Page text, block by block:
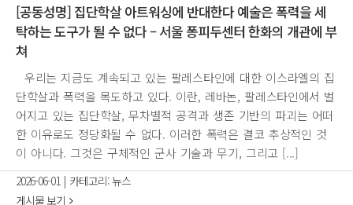
[공동성명] 집단학살 아트워싱에 반대한다 예술은 폭력을 세
탁하는 도구가 될 수 없다 – 서울 퐁피두센터 한화의 개관에 부
쳐
우리는 지금도 계속되고 있는 팔레스타인에 대한 이스라엘의 집
단학살과 폭력을 목도하고 있다. 이란, 레바논, 팔레스타인에서 벌
어지고 있는 집단학살, 무차별적 공격과 생존 기반의 파괴는 어떠
한 이유로도 정당화될 수 없다. 이러한 폭력은 결코 추상적인 것
이 아니다. 그것은 구체적인 군사 기술과 무기, 그리고 [...]
2026-06-01 | 카테고리:뉴스
게시물 보기